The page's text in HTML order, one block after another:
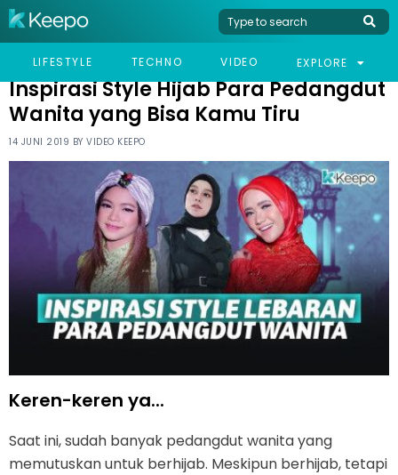
LIFESTYLE TECHNO VIDEO EXPLORE
HOME CELEB
INSPIRASI STYLE HIJAB PARA PEDANGDUT WANITA YANG BISA
Inspirasi Style Hijab Para Pedangdut
Wanita yang Bisa Kamu Tiru
14 JUNI 2019 BY VIDEO KEEPO
Keren-keren ya...
Saat ini, sudah banyak pedangdut wanita yang
memutuskan untuk berhijab. Meskipun berhijab, tetapi